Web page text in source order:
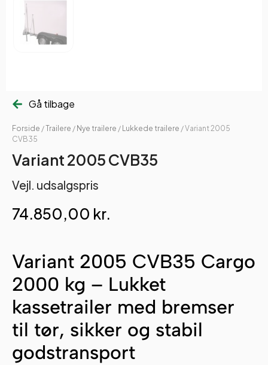
Gå tilbage
Forside /Trailere / Nye trailere / Lukkede trailere / Variant 2005
CVB35
Variant 2005 CVB35
Vejl. udsalgspris
74.850,00 kr.
Variant 2005 CVB35 Cargo
2000 kg – Lukket
kassetrailer med bremser
til tør, sikker og stabil
godstransport